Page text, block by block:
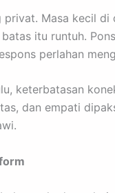
privat. Masa kecil
itu runtuh.
perlahan
keterbatasan
dan empati